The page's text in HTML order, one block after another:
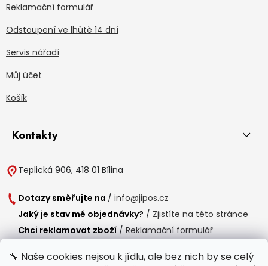
🔧 Naše cookies nejsou k jídlu, ale bez nich by se celý
Reklamační formulář
Odstoupení ve lhůtě 14 dní
Servis nářadí
Můj účet
Košík
Kontakty
Teplická 906, 418 01 Bílina
Dotazy směřujte na / info@jipos.cz
Jaký je stav mé objednávky? / Zjistíte na této stránce
Chci reklamovat zboží / Reklamační formulář